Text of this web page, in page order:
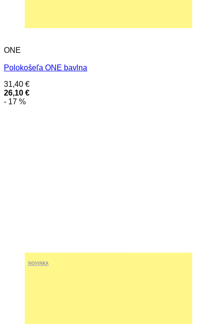
ONE
Polokošeľa ONE bavlna
31,40 €
26,10 €
- 17 %
NOVINKA